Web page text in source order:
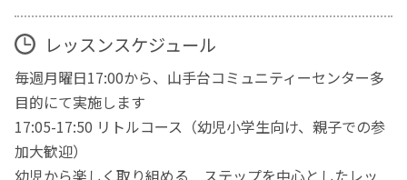
レッスンスケジュール
毎週月曜日17:00から、山手台コミュニティーセンター多
目的にて実施します
17:05-17:50 リトルコース（幼児小学生向け、親子での参
加大歓迎）